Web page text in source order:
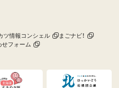
ツ情報コンシェル
まごナビ！
せフォーム